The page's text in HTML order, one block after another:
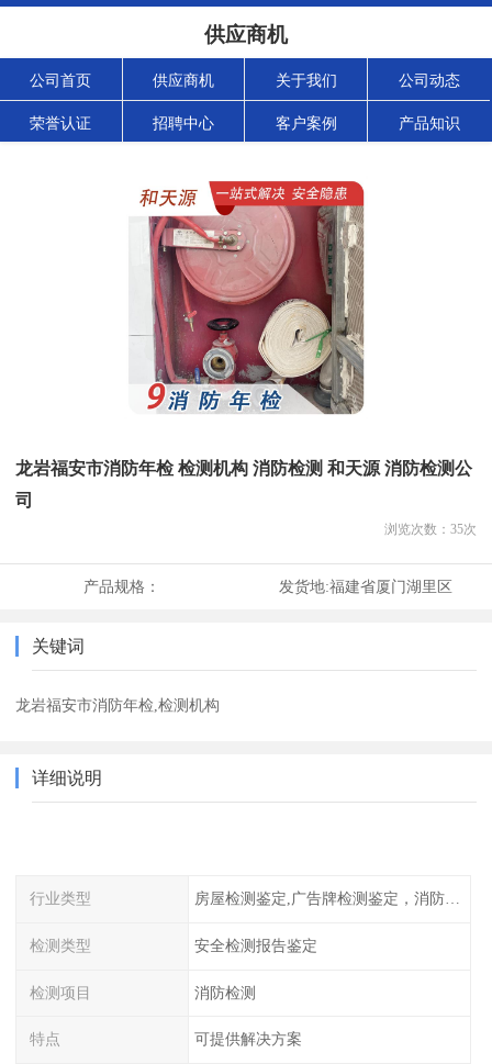
供应商机
公司首页 供应商机 关于我们 公司动态
荣誉认证 招聘中心 客户案例 产品知识
龙岩福安市消防年检 检测机构 消防检测 和天源 消防检测公
司
浏览次数： 35次
产品规格： 发货地:福建省厦门湖里区
关键词
龙岩福安市消防年检,检测机构
详细说明
行业类型 房屋检测鉴定,广告牌检测鉴定，消防检测
检测类型 安全检测报告鉴定
检测项目 消防检测
特点 可提供解决方案